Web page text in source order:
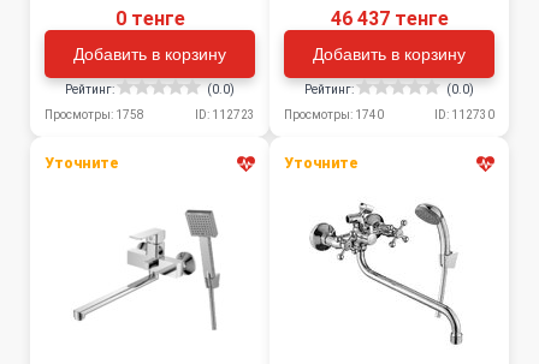
0 тенге
Добавить в корзину
Рейтинг:
(0.0)
Просмотры: 1758
ID: 112723
46 437 тенге
Добавить в корзину
Рейтинг:
(0.0)
Просмотры: 1740
ID: 112730
Уточните Уточните